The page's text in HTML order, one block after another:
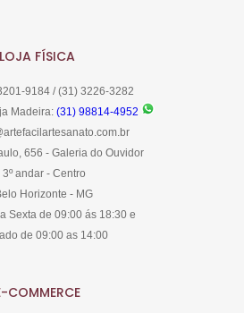
LOJA FÍSICA
9184 / (31) 3226-3282
Madeira: (31) 98814-4952
656 - Galeria do Ouvidor
3º andar - Centro
Horizonte - MG
Sexta de 09:00 ás 18:30 e
de 09:00 as 14:00
COMMERCE